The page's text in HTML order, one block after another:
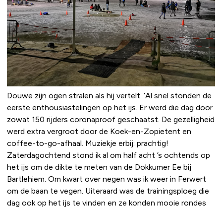
Douwe zijn ogen stralen als hij vertelt. ‘Al snel stonden de
eerste enthousiastelingen op het ijs. Er werd die dag door
zowat 150 rijders coronaproof geschaatst. De gezelligheid
werd extra vergroot door de Koek-en-Zopietent en
coffee-to-go-afhaal. Muziekje erbij: prachtig!
Zaterdagochtend stond ik al om half acht ’s ochtends op
het ijs om de dikte te meten van de Dokkumer Ee bij
Bartlehiem. Om kwart over negen was ik weer in Ferwert
om de baan te vegen. Uiteraard was de trainingsploeg die
dag ook op het ijs te vinden en ze konden mooie rondes